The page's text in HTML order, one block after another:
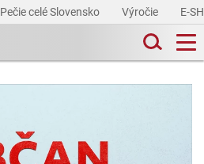
Pečie celé Slovensko Výročie E-